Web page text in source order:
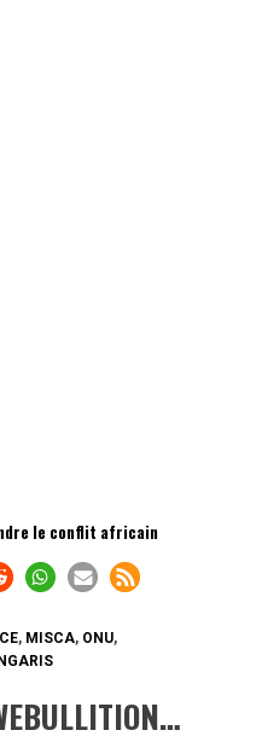
le conflit africain
, MISCA, ONU,